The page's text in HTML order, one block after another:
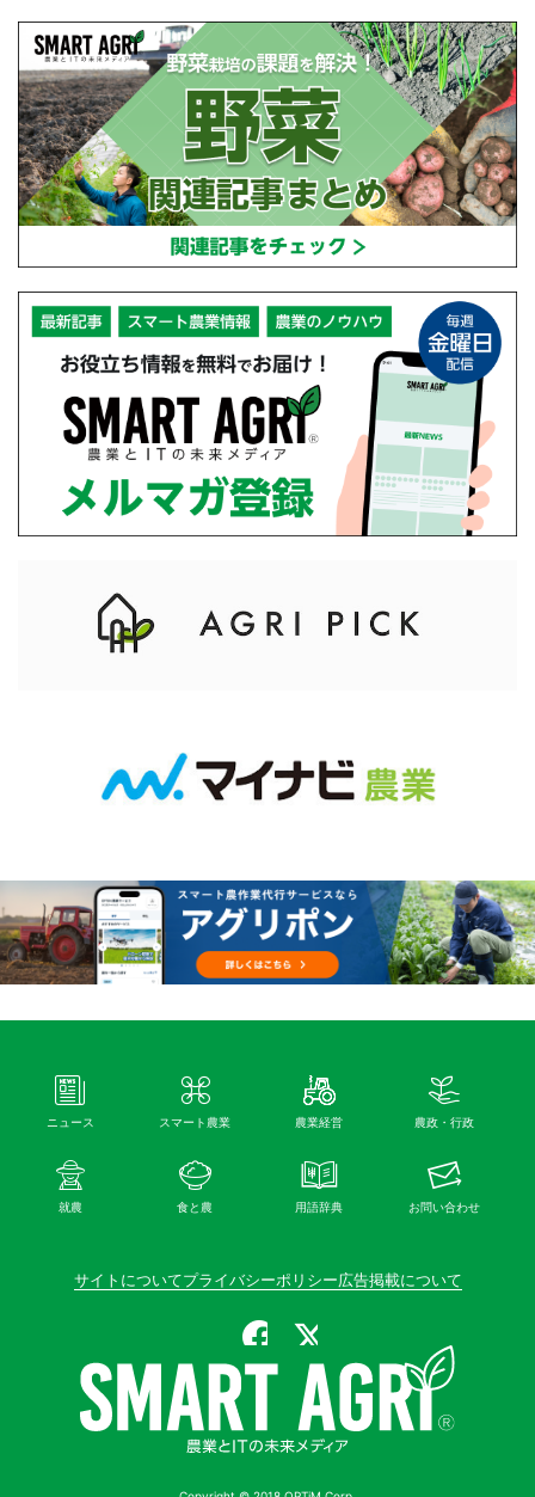
ニュース スマート農業 農業経営 農政・行政
就農 食と農 用語辞典 お問い合わせ
サイトについてプライバシーポリシー広告掲載について
公式Facebook